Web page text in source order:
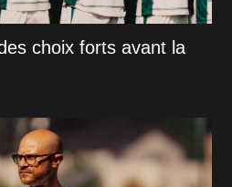
choix forts avant la